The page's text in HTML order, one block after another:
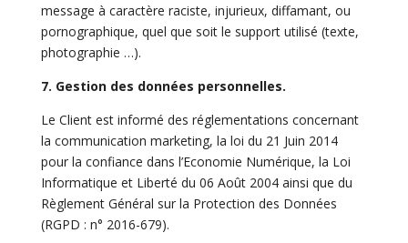
message à caractère raciste, injurieux, diffamant, ou
pornographique, quel que soit le support utilisé (texte,
photographie …).
7. Gestion des données personnelles.
Le Client est informé des réglementations concernant
la communication marketing, la loi du 21 Juin 2014
pour la confiance dans l’Economie Numérique, la Loi
Informatique et Liberté du 06 Août 2004 ainsi que du
Règlement Général sur la Protection des Données
(RGPD : n° 2016-679).